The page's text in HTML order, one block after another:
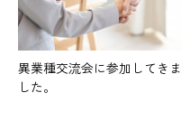
異業種交流会に参加してきま
した。